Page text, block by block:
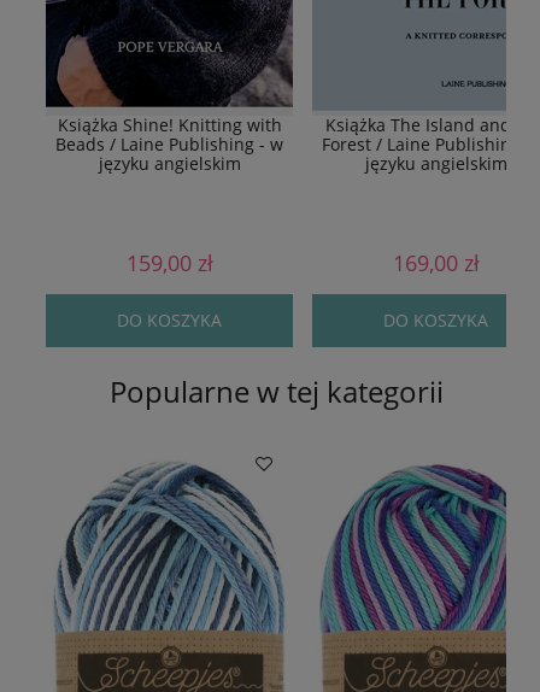
Książka Shine! Knitting with
Beads / Laine Publishing - w
języku angielskim
159,00 zł
DO KOSZYKA
Książka The Island and
Forest / Laine Publishing -
języku angielskim
169,00 zł
DO KOSZYKA
Popularne w tej kategorii